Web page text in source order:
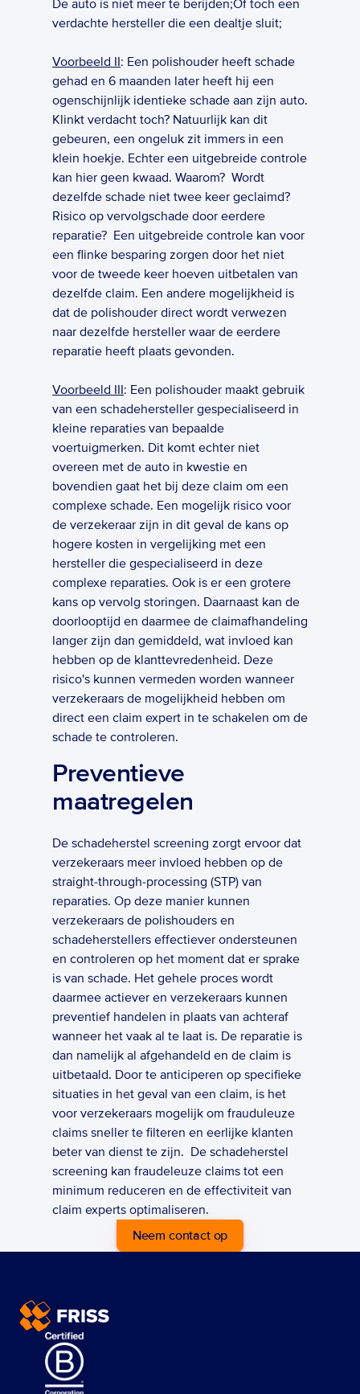
De auto is niet meer te berijden;Of toch een
verdachte hersteller die een dealtje sluit;
Voorbeeld II: Een polishouder heeft schade
gehad en 6 maanden later heeft hij een
ogenschijnlijk identieke schade aan zijn auto.
Klinkt verdacht toch? Natuurlijk kan dit
gebeuren, een ongeluk zit immers in een
klein hoekje. Echter een uitgebreide controle
kan hier geen kwaad. Waarom?  Wordt
dezelfde schade niet twee keer geclaimd?
Risico op vervolgschade door eerdere
reparatie?  Een uitgebreide controle kan voor
een flinke besparing zorgen door het niet
voor de tweede keer hoeven uitbetalen van
dezelfde claim. Een andere mogelijkheid is
dat de polishouder direct wordt verwezen
naar dezelfde hersteller waar de eerdere
reparatie heeft plaats gevonden.
Voorbeeld III: Een polishouder maakt gebruik
van een schadehersteller gespecialiseerd in
kleine reparaties van bepaalde
voertuigmerken. Dit komt echter niet
overeen met de auto in kwestie en
bovendien gaat het bij deze claim om een
complexe schade. Een mogelijk risico voor
de verzekeraar zijn in dit geval de kans op
hogere kosten in vergelijking met een
hersteller die gespecialiseerd in deze
complexe reparaties. Ook is er een grotere
kans op vervolg storingen. Daarnaast kan de
doorlooptijd en daarmee de claimafhandeling
langer zijn dan gemiddeld, wat invloed kan
hebben op de klanttevredenheid. Deze
risico's kunnen vermeden worden wanneer
verzekeraars de mogelijkheid hebben om
direct een claim expert in te schakelen om de
schade te controleren.
Preventieve
maatregelen
De schadeherstel screening zorgt ervoor dat
verzekeraars meer invloed hebben op de
straight-through-processing (STP) van
reparaties. Op deze manier kunnen
verzekeraars de polishouders en
schadeherstellers effectiever ondersteunen
en controleren op het moment dat er sprake
is van schade. Het gehele proces wordt
daarmee actiever en verzekeraars kunnen
preventief handelen in plaats van achteraf
wanneer het vaak al te laat is. De reparatie is
dan namelijk al afgehandeld en de claim is
uitbetaald. Door te anticiperen op specifieke
situaties in het geval van een claim, is het
voor verzekeraars mogelijk om frauduleuze
claims sneller te filteren en eerlijke klanten
beter van dienst te zijn.  De schadeherstel
screening kan fraudeleuze claims tot een
minimum reduceren en de effectiviteit van
claim experts optimaliseren.
Neem contact op